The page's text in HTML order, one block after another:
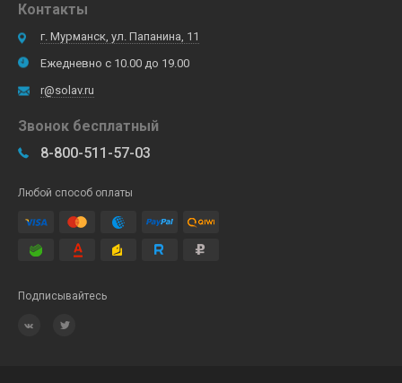
Контакты
г. Мурманск, ул. Папанина, 11
Ежедневно с 10.00 до 19.00
r@solav.ru
Звонок бесплатный
8-800-511-57-03
Любой способ оплаты
Подписывайтесь